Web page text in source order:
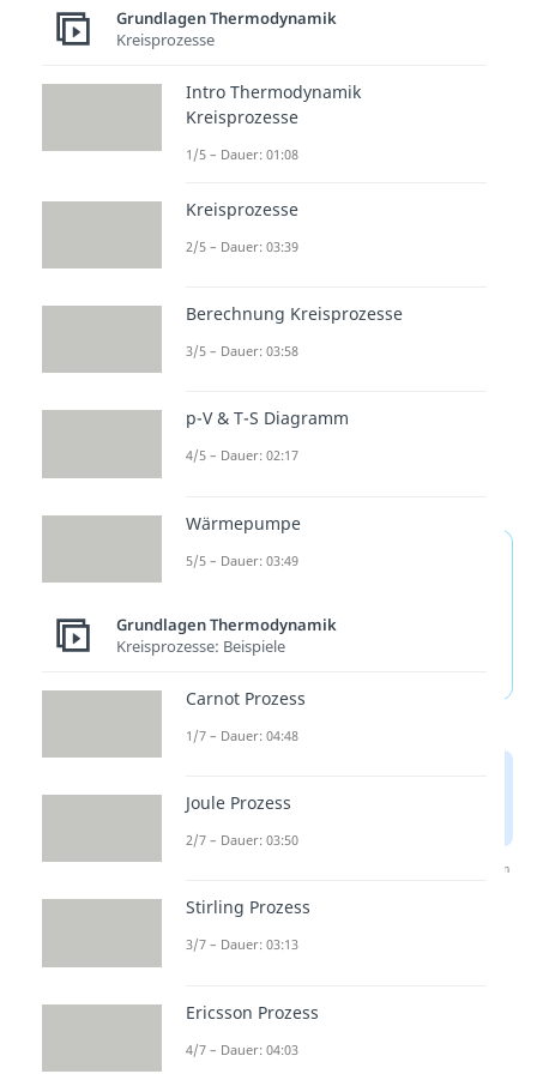
dass sich die Luft um das
Folglich wird Energie an die
Umgebung abgegeben und die
Nun weißt du, wie du Reaktionen
thermisch einordnen kannst. Viel
Exotherme und
häufigste Fragen
Nach Beantwortung speichern wir deine Antwort, um
unserer
Reaktionen verstehen
Exotherme und endotherme
Grundlagen Thermodynamik
Kreisprozesse
Intro Thermodynamik
Kreisprozesse
1/5 – Dauer: 01:08
Kreisprozesse
2/5 – Dauer: 03:39
Berechnung Kreisprozesse
3/5 – Dauer: 03:58
p-V & T-S Diagramm
4/5 – Dauer: 02:17
Wärmepumpe
5/5 – Dauer: 03:49
Grundlagen Thermodynamik
Kreisprozesse: Beispiele
Carnot Prozess
1/7 – Dauer: 04:48
Joule Prozess
2/7 – Dauer: 03:50
Stirling Prozess
3/7 – Dauer: 03:13
Ericsson Prozess
4/7 – Dauer: 04:03